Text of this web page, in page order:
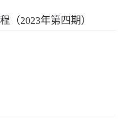
（2023年第四期）